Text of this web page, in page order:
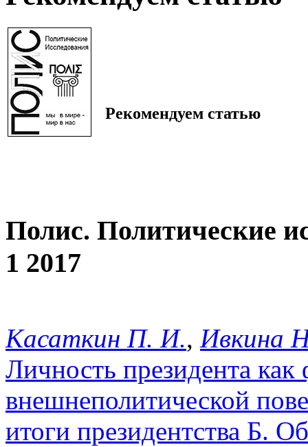
Рекомендуем статью
Полис. Политические
1 2017
Касаткин П. И., Ивкина
Личность президента
внешнеполитической
итоги президентства Б.